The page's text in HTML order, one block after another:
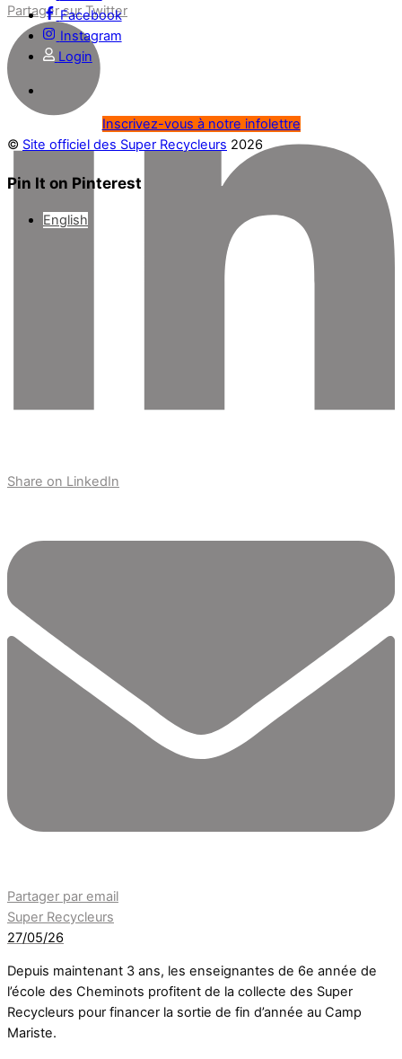
Partager sur Twitter
Share on LinkedIn
Partager par email
Super Recycleurs
27/05/26
Depuis maintenant 3 ans, les enseignantes de 6e année de
l’école des Cheminots profitent de la collecte des Super
Recycleurs pour financer la sortie de fin d’année au Camp
Mariste.
Facebook
Instagram
Login
Inscrivez-vous à notre infolettre
© Site officiel des Super Recycleurs 2026
Pin It on Pinterest
English